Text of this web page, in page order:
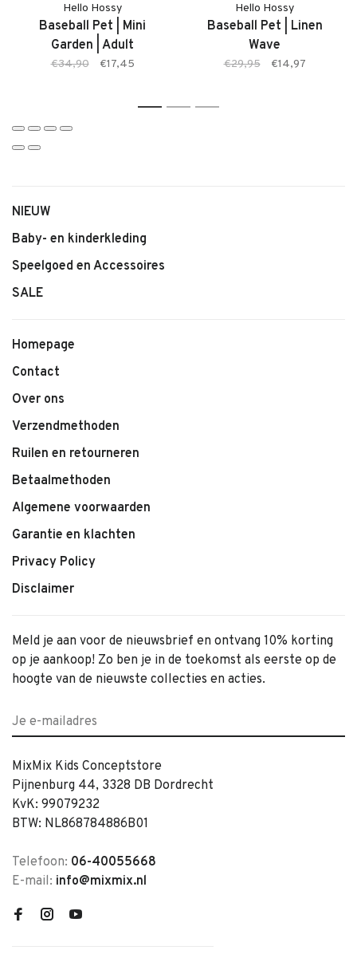
• Beschermende klep
• Comfortabele pasvorm
• Geschikt voor baby’s en jonge kinderen
• Makkelijk te combineren
Hello Hossy
Baseball Pet | Mini
Garden | Adult
€34,90 €17,45
Hello Hossy
Baseball Pet | Linen
Wave
€29,95 €14,97
1 2 3
NIEUW
Baby- en kinderkleding
Speelgoed en Accessoires
SALE
Homepage
Contact
Over ons
Verzendmethoden
Ruilen en retourneren
Betaalmethoden
Algemene voorwaarden
Garantie en klachten
Privacy Policy
Disclaimer
Meld je aan voor de nieuwsbrief en ontvang 10% korting
op je aankoop! Zo ben je in de toekomst als eerste op de
hoogte van de nieuwste collecties en acties.
MixMix Kids Conceptstore
Pijnenburg 44, 3328 DB Dordrecht
KvK: 99079232
BTW: NL868784886B01
Telefoon: 06-40055668
E-mail: info@mixmix.nl